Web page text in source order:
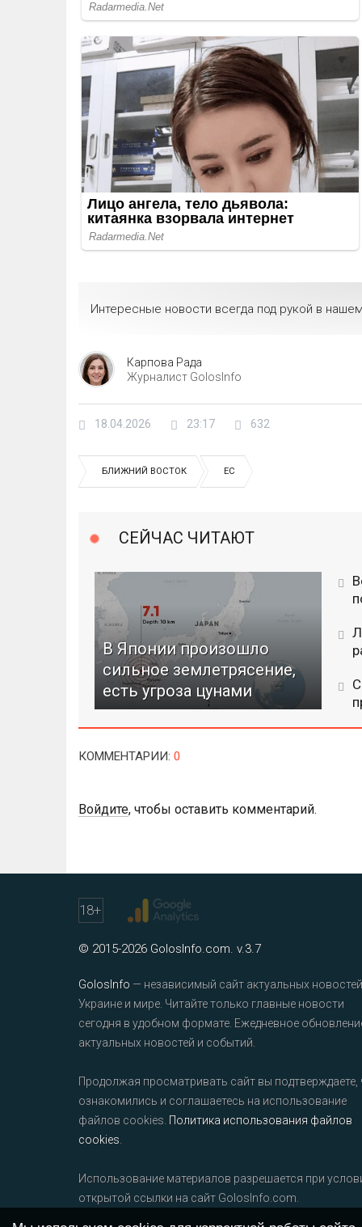
Интересные новости всегда под рукой в
Карпова Рада
Журналист GolosInfo
18.04.2026 23:17 632
БЛИЖНИЙ ВОСТОК ЕС
СЕЙЧАС ЧИТАЮТ
В Японии произошло
сильное землетрясение,
есть угроза цунами
КОММЕНТАРИИ: 0
Войдите, чтобы оставить комментарий.
18+
© 2015-2026 GolosInfo.com. v.3.7
GolosInfo — независимый сайт актуальных
Украине и мире. Читайте только главные новости
сегодня в удобном формате. Ежедневное
актуальных новостей и событий.
Продолжая просматривать сайт вы подтверждаете,
ознакомились и соглашаетесь на использование
файлов cookies. Политика использования файлов
cookies
Использование материалов разрешается при
открытой ссылки на сайт GolosInfo.com.